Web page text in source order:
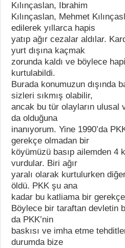
Kılınçaslan, Ibrahim
Kılınçaslan, Mehmet
edilerek yıllarca hapis
yatıp ağır cezalar aldılar.
yurt dışına kaçmak
zorunda kaldı ve böylece
kurtulabildi.
Burada konumuzun dışında
sizleri sıkmış olabilir,
ancak bu tür olayların ulusal
da olduğuna
inanıyorum. Yine 1990’da
gerekçe olmadan bir
köyümüzü basıp ailemden
vurdular. Biri ağır
yaralı olarak kurtulurken
öldü. PKK şu ana
kadar bu katliama bir
Böylece bir taraftan devletin
da PKK’nin
baskısı ve imha etme
durumda bize